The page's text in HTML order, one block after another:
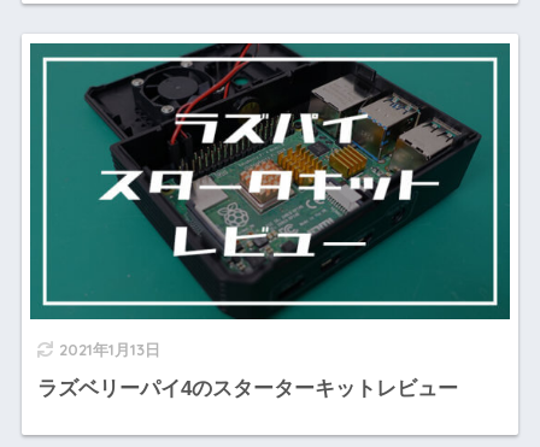
2021年1月13日
ラズベリーパイ4のスターターキットレビュー